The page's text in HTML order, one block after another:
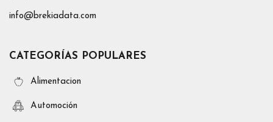
info@brekiadata.com
CATEGORÍAS POPULARES
Alimentacion
Automoción